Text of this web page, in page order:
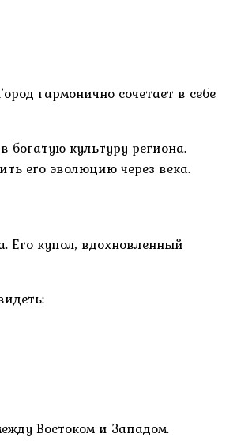
гармонично сочетает в себе
богатую культуру региона.
его эволюцию через века.
Его купол, вдохновленный
Востоком и Западом.